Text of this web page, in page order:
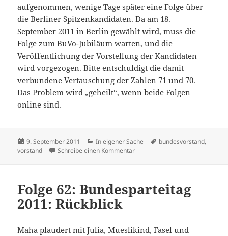
aufgenommen, wenige Tage später eine Folge über
die Berliner Spitzenkandidaten. Da am 18.
September 2011 in Berlin gewählt wird, muss die
Folge zum BuVo-Jubiläum warten, und die
Veröffentlichung der Vorstellung der Kandidaten
wird vorgezogen. Bitte entschuldigt die damit
verbundene Vertauschung der Zahlen 71 und 70.
Das Problem wird „geheilt“, wenn beide Folgen
online sind.
Veröffentlicht
am
9. September 2011 Kategorien
In eigener Sache Schlagwörter
bundesvorstand,
vorstand
Schreibe einen Kommentarzu BuVo muss warten
Folge 62: Bundesparteitag
2011: Rückblick
Maha plaudert mit Julia, Mueslikind, Fasel und